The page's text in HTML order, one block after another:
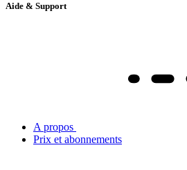
Aide & Support
A propos
Prix et abonnements